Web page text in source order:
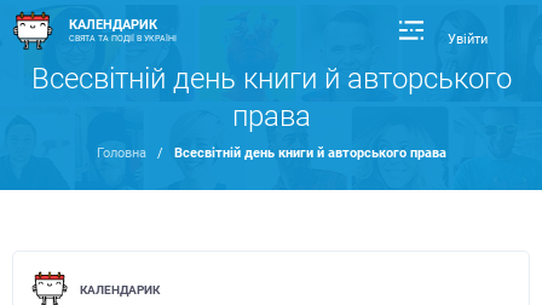
КАЛЕНДАРИК
СВЯТА ТА ПОДІЇ В УКРАЇНІ Увійти
Всесвітній день книги й авторського
права
Головна / Всесвітній день книги й авторського права
КАЛЕНДАРИК